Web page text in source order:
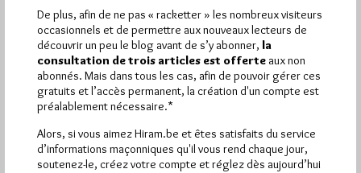
Abonnement aux Newsletters - RSS
De plus, afin de ne pas « racketter » les nombreux visiteurs
occasionnels et de permettre aux nouveaux lecteurs de
découvrir un peu le blog avant de s’y abonner, la
consultation de trois articles est offerte aux non
abonnés. Mais dans tous les cas, afin de pouvoir gérer ces
gratuits et l’accès permanent, la création d'un compte est
préalablement nécessaire.*
Alors, si vous aimez Hiram.be et êtes satisfaits du service
d’informations maçonniques qu'il vous rend chaque jour,
soutenez-le, créez votre compte et réglez dès aujourd’hui